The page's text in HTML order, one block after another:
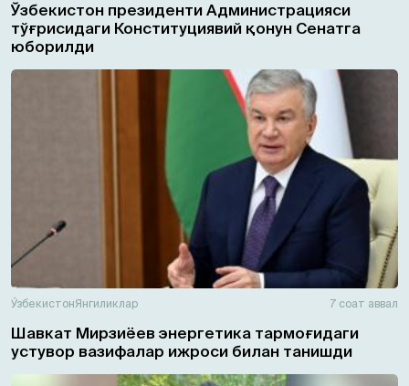
Ўзбекистон президенти Администрацияси
тўғрисидаги Конституциявий қонун Сенатга
юборилди
ЎзбекистонЯнгиликлар 7 соат аввал
Шавкат Мирзиёев энергетика тармоғидаги
устувор вазифалар ижроси билан танишди